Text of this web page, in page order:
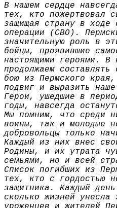
В нашем сердце
тех, кто пожертвовал
защищая страну в ходе
операции (СВО).
значительную роль в
бойцы, проявившие
настоящими героями. В
продолжаем
бою из Пермского
подвиг и выразить
Герои, ушедшие в
годы, навсегда
Мы помним, что среди
воины, так и молодые
добровольцы только
Каждый из них внес
Родины, и их утрата
семьями, но и всей
Список погибших из
тех, кто с гордостью
защитника. Каждый
сколько жизней унесла